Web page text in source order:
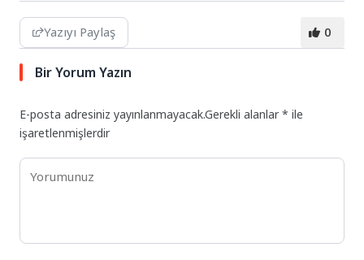
Yazıyı Paylaş 0
Bir Yorum Yazın
E-posta adresiniz yayınlanmayacak.Gerekli alanlar* ile
işaretlenmişlerdir